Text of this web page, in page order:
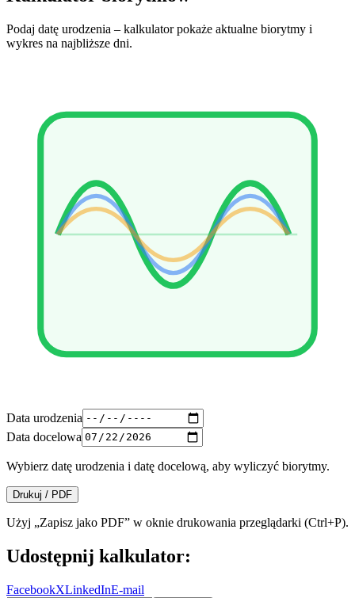
Podaj datę urodzenia – kalkulator pokaże aktualne biorytmy i
wykres na najbliższe dni.
Data urodzenia
Data docelowa
Wybierz datę urodzenia i datę docelową, aby wyliczyć biorytmy.
Drukuj / PDF
Użyj „Zapisz jako PDF” w oknie drukowania przeglądarki (Ctrl+P).
Udostępnij kalkulator:
FacebookXLinkedInE-mail